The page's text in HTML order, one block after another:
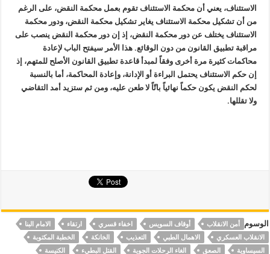
الاستئناف، يعني أن محكمة الاستئناف تقوم بعمل محكمة النقض، على الرغم
من أن تشكيل محكمة الاستئناف يغاير تشكيل محكمة النقض، ودور محكمة
الاستئناف يختلف عن دور محكمة النقض، إذ إن دور محكمة النقض ينصب على
مراقبة تطبيق القانون من دون الوقائع. هذا الأمر سيفتح الباب لإعادة
محاكمات كثيرة مرة أخرى وفقاً لمبدأ قاعدة تطبيق القانون الأصلح للمتهم، إذ
إن حكم الاستئناف يحتمل البراءة أو الإدانة، وإعادة المحاكمة، أما بالنسبة
لحكم النقض يكون حكماً نهائياً باتّاً لا طعن عليه، ومن ثم ستزيد أمد التقاضي
ولا تقللها.
الوسوم أمن الانقلاب أوقاف السويس اخفاء قسري ارتقاء
الامام البنا
الانقلاب العسكري
الاهمال الطبي التعذيب الخانكة
الخطبة المكتوبة
السيساوية
الصعق الغاء الرحلات الجوية القتل البطيء
الكنيسة